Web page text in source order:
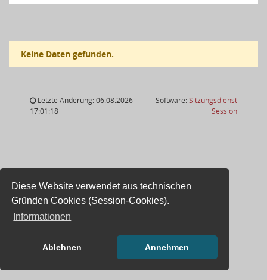
Diese Website verwendet aus technischen
Gründen Cookies (Session-Cookies).
Informationen
Ablehnen Annehmen
Keine Daten gefunden.
Letzte Änderung: 06.08.2026
17:01:18
Software:Sitzungsdienst
Session(Wird in